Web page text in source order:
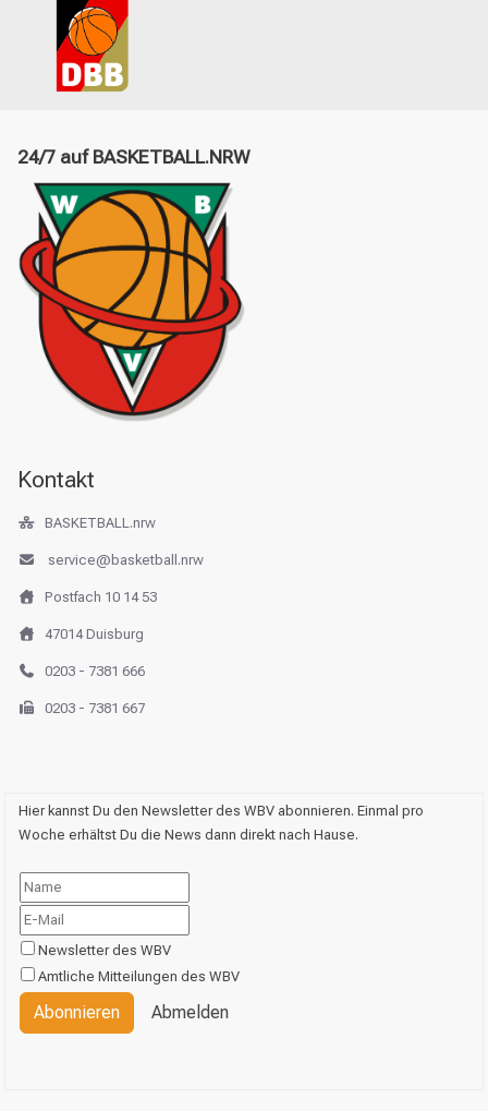
24/7 auf BASKETBALL.NRW
Kontakt
BASKETBALL.nrw
service@basketball.nrw
Postfach 10 14 53
47014 Duisburg
0203 - 7381 666
0203 - 7381 667
Hier kannst Du den Newsletter des WBV abonnieren. Einmal pro
Woche erhältst Du die News dann direkt nach Hause.
Newsletter des WBV
Amtliche Mitteilungen des WBV
Abonnieren Abmelden